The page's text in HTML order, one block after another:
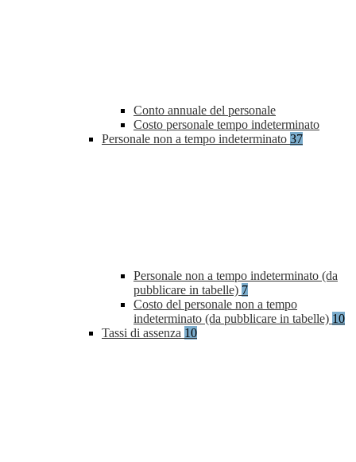
Conto annuale del personale
Costo personale tempo indeterminato
Personale non a tempo indeterminato 37
Personale non a tempo indeterminato (da
pubblicare in tabelle) 7
Costo del personale non a tempo
indeterminato (da pubblicare in tabelle) 10
Tassi di assenza 10